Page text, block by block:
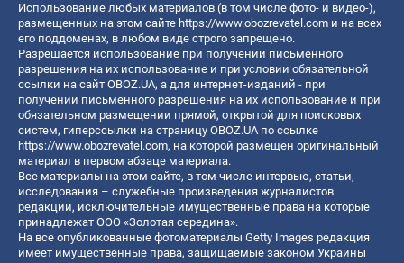
Использование любых материалов (в том числе фото- и видео-),
размещенных на этом сайте https://www.obozrevatel.com и на всех
его поддоменах, в любом виде строго запрещено.
Разрешается использование при получении письменного
разрешения на их использование и при условии обязательной
ссылки на сайт OBOZ.UA, а для интернет-изданий - при
получении письменного разрешения на их использование и при
обязательном размещении прямой, открытой для поисковых
систем, гиперссылки на страницу OBOZ.UA по ссылке
https://www.obozrevatel.com, на которой размещен оригинальный
материал в первом абзаце материала.
Все материалы на этом сайте, в том числе интервью, статьи,
исследования – служебные произведения журналистов
редакции, исключительные имущественные права на которые
принадлежат ООО «Золотая середина».
На все опубликованные фотоматериалы Getty Images редакция
имеет имущественные права, защищаемые законом Украины